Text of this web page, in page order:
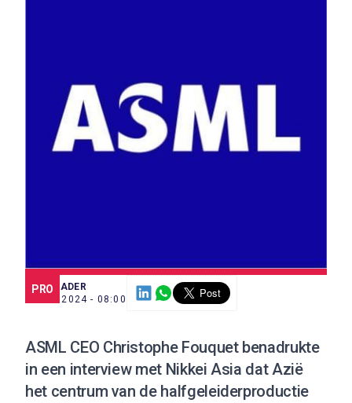
PRO
SCE TRADER
9 OKT. 2024 - 08:00
ASML CEO Christophe Fouquet benadrukte
in een interview met Nikkei Asia dat Azië
het centrum van de halfgeleiderproductie